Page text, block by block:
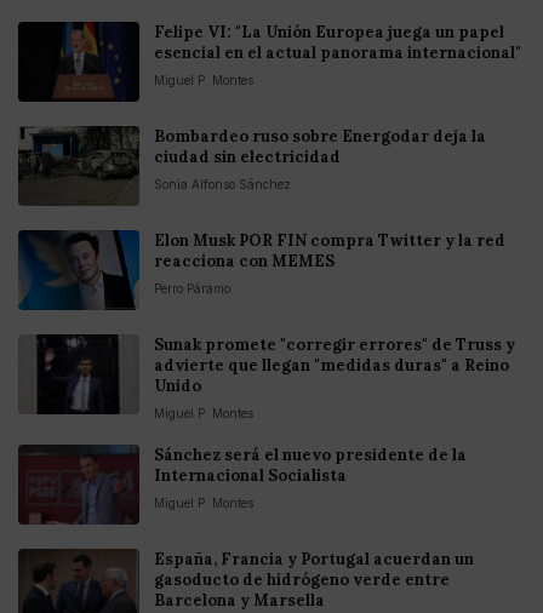
Felipe VI: "La Unión Europea juega un papel
esencial en el actual panorama internacional"
Miguel P. Montes
Bombardeo ruso sobre Energodar deja la
ciudad sin electricidad
Sonia Alfonso Sánchez
Elon Musk POR FIN compra Twitter y la red
reacciona con MEMES
Perro Páramo
Sunak promete "corregir errores" de Truss y
advierte que llegan "medidas duras" a Reino
Unido
Miguel P. Montes
Sánchez será el nuevo presidente de la
Internacional Socialista
Miguel P. Montes
España, Francia y Portugal acuerdan un
gasoducto de hidrógeno verde entre
Barcelona y Marsella